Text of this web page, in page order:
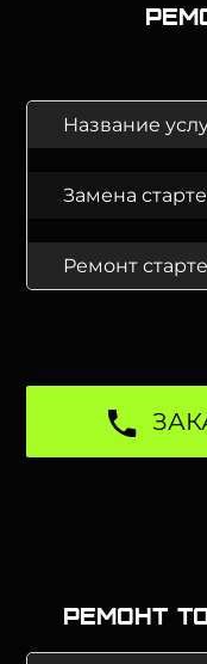
Название
Замена
Ремонт
Ремонт